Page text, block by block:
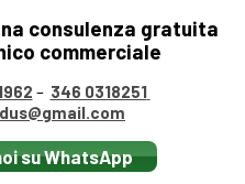
consulenza gratuita
commerciale
– 346 0318251
su WhatsApp